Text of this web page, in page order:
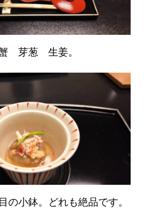
芽葱 生姜。
の小鉢。どれも絶品です。